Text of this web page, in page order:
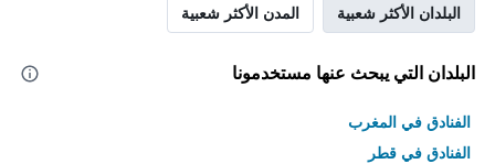
البلدان الأكثر شعبية المدن الأكثر شعبية
البلدان التي يبحث عنها مستخدمونا
الفنادق في المغرب
الفنادق في قطر